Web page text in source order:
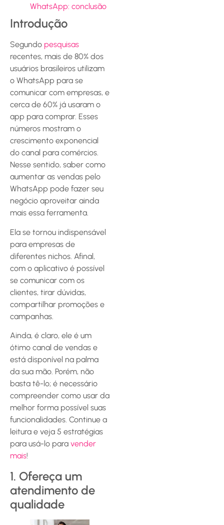
WhatsApp: conclusão
Introdução
Segundo pesquisas
recentes, mais de 80% dos
usuários brasileiros utilizam
o WhatsApp para se
comunicar com empresas, e
cerca de 60% já usaram o
app para comprar. Esses
números mostram o
crescimento exponencial
do canal para comércios.
Nesse sentido, saber como
aumentar as vendas pelo
WhatsApp pode fazer seu
negócio aproveitar ainda
mais essa ferramenta.
Ela se tornou indispensável
para empresas de
diferentes nichos. Afinal,
com o aplicativo é possível
se comunicar com os
clientes, tirar dúvidas,
compartilhar promoções e
campanhas.
Ainda, é claro, ele é um
ótimo canal de vendas e
está disponível na palma
da sua mão. Porém, não
basta tê-lo; é necessário
compreender como usar da
melhor forma possível suas
funcionalidades. Continue a
leitura e veja 5 estratégias
para usá-lo para vender
mais!
1. Ofereça um
atendimento de
qualidade